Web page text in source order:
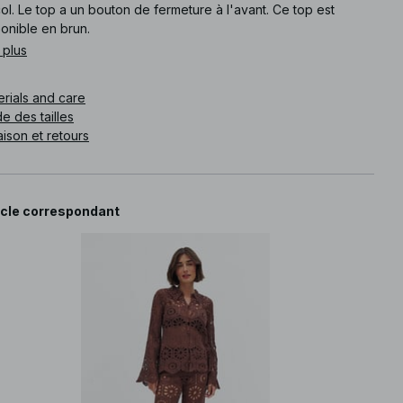
Le top a un bouton de fermeture à l'avant. Ce top est
en brun.
and care
des tailles
et retours
correspondant